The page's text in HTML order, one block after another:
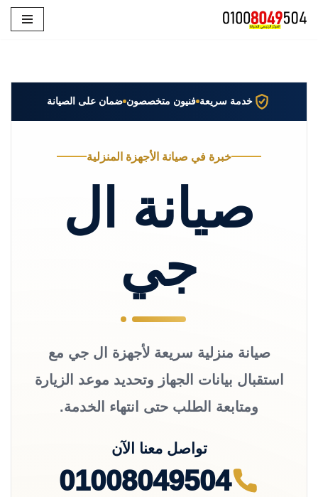
خدمة سريعة فنيون متخصصون ضمان على الصيانة
خبرة في صيانة الأجهزة المنزلية
صيانة ال
جي
صيانة منزلية سريعة لأجهزة ال جي مع
استقبال بيانات الجهاز وتحديد موعد الزيارة
ومتابعة الطلب حتى انتهاء الخدمة.
تواصل معنا الآن
01008049504